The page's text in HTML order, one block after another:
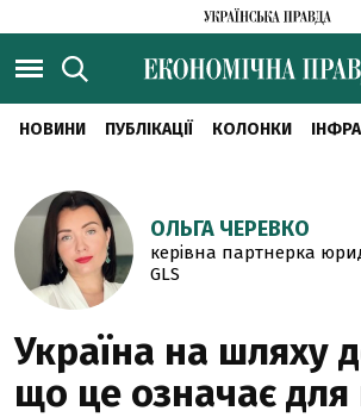
НОВИНИ ПУБЛІКАЦІЇ КОЛОНКИ
ОЛЬГА ЧЕРЕВКО
керівна партнерка
GLS
Україна на шляху
що це означає